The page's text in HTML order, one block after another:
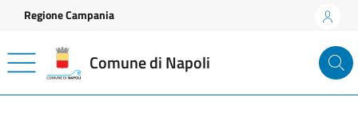
Vai ai contenuti
Vai al footer
Regione Campania
Comune di Napoli